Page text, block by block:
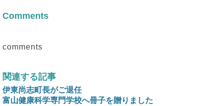
Comments
comments
関連する記事
伊東尚志町長がご退任
富山健康科学専門学校へ冊子を贈りました